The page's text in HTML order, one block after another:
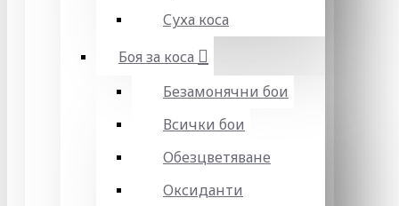
Суха коса
Боя за коса
Безамонячни бои
Всички бои
Обезцветяване
Оксиданти